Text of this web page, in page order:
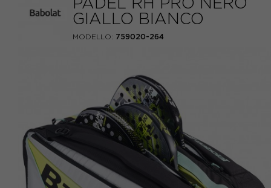
GIALLO BIANCO
MODELLO: 759020-264